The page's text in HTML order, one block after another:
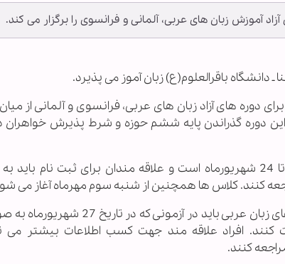
آموزش زبان های عربی، آلمانی و فرانسوی را برگزار می کند.
ـ دانشگاه باقرالعلوم(ع) زبان آموز می پذیرد.
این دانشگاه در ترم پاییز سال 95 برای دوره های آزاد زبان های عربی، فرانسوی و
زمان ثبت نام دوره های آزاد از 3 تا 24 شهریورماه است و علاقه مندان برای
کنند. کلاس ها همچنین از شنبه سوم مهرماه آغاز می
علاقه مندان به شرکت در کلاس های زبان
کنند. افراد علاقه مند جهت کسب اطلاعات بیشتر می